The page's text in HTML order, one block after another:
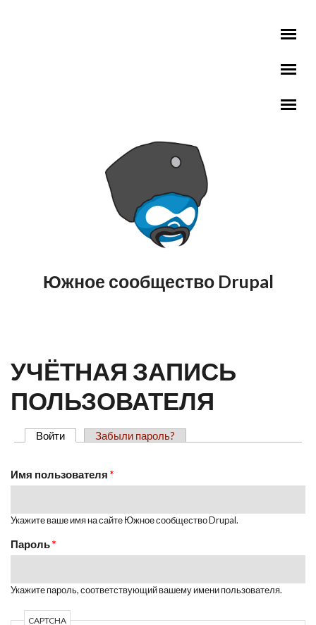
Южное сообщество Drupal
УЧЁТНАЯ ЗАПИСЬ
ПОЛЬЗОВАТЕЛЯ
Войти (активная вкладка)
Забыли пароль?
Имя пользователя *
Укажите ваше имя на сайте Южное сообщество Drupal.
Пароль*
Укажите пароль, соответствующий вашему имени пользователя.
CAPTCHA